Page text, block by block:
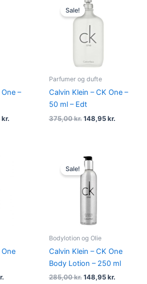
–
kr.
Sale!
Parfumer og dufte
Calvin Klein – CK One –
50 ml – Edt
375,00kr.
price
was:
375,00 kr..
148,95kr.
Sale!
Bodylotion og Olie
Calvin Klein – CK One
Body Lotion – 250 ml
285,00kr.
Original
price
was:
285,00 kr..
148,95kr.